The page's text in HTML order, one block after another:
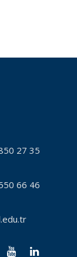
27 35
66 46